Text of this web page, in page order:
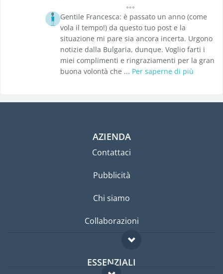
Gentile Francesca: è passato un anno (come
vola il tempo!) da questo tuo post e la
situazione mi pare sia ancora incerta. Urgono
notizie dalla Bulgaria, dunque. Voglio farti i
miei complimenti e ringraziamenti per la gran
buona volontà che ... Per saperne di più
AZIENDA
Contattaci
Pubblicità
Chi siamo
Collaborazioni
ESSENZIALI